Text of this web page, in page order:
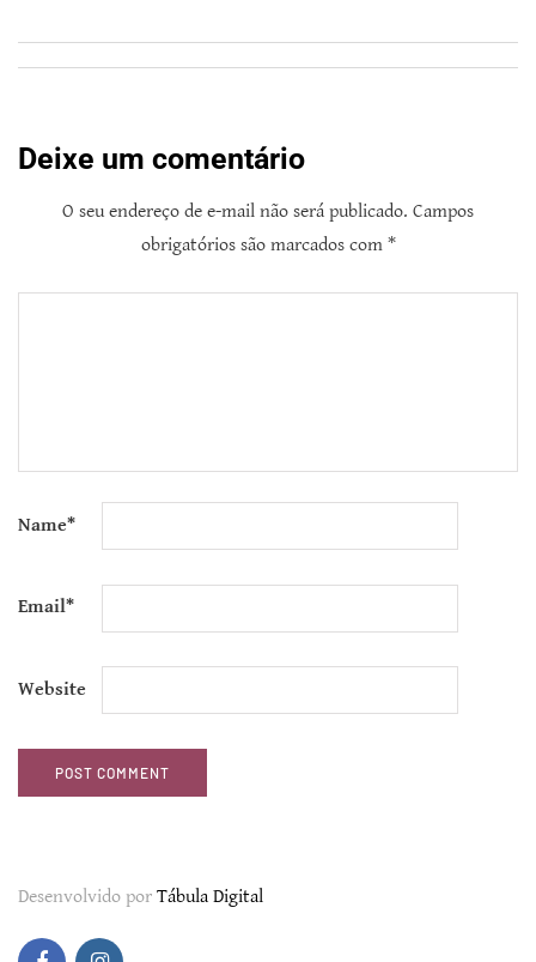
Deixe um comentário
O seu endereço de e-mail não será publicado. Campos
obrigatórios são marcados com *
Name*
Email*
Website
Desenvolvido por Tábula Digital